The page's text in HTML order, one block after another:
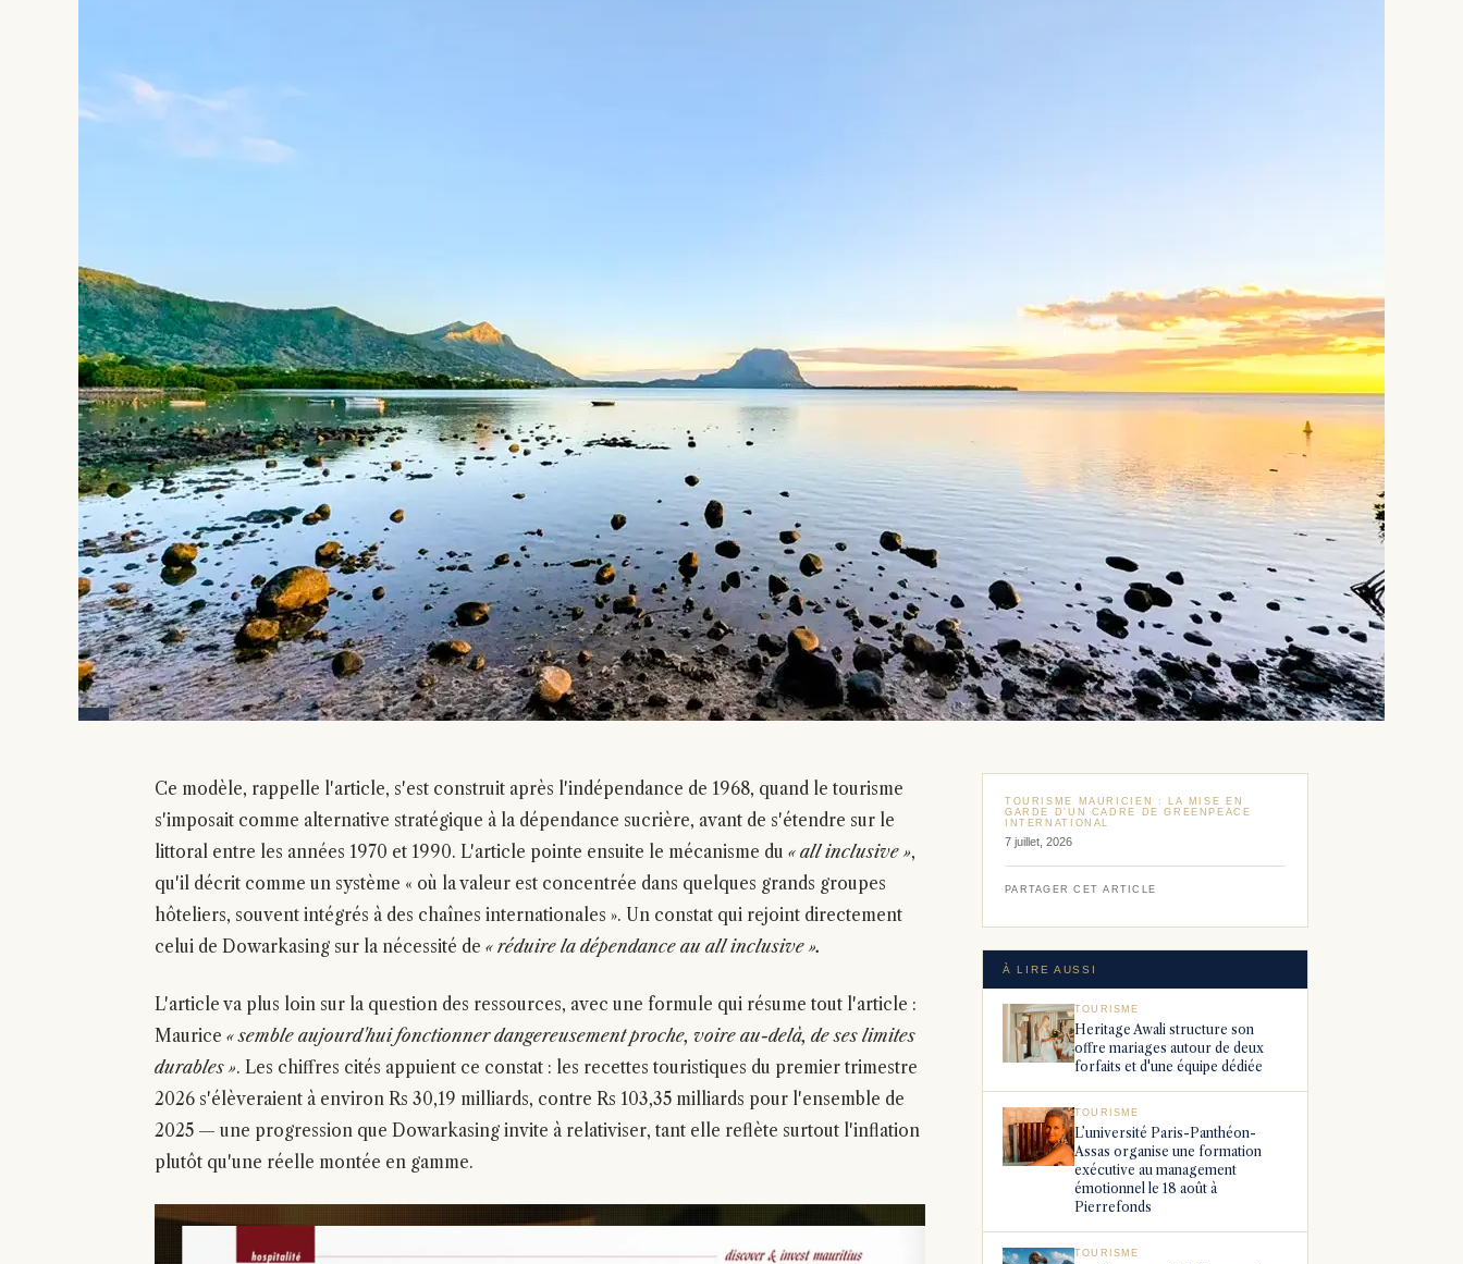
Ce modèle, rappelle l'article, s'est construit après l'indépendance de 1968, quand le tourisme
s'imposait comme alternative stratégique à la dépendance sucrière, avant de s'étendre sur le
littoral entre les années 1970 et 1990. L'article pointe ensuite le mécanisme du « all inclusive »,
qu'il décrit comme un système « où la valeur est concentrée dans quelques grands groupes
hôteliers, souvent intégrés à des chaînes internationales ». Un constat qui rejoint directement
celui de Dowarkasing sur la nécessité de « réduire la dépendance au all inclusive ».
L'article va plus loin sur la question des ressources, avec une formule qui résume tout l'article :
Maurice « semble aujourd'hui fonctionner dangereusement proche, voire au-delà, de ses limites
durables ». Les chiffres cités appuient ce constat : les recettes touristiques du premier trimestre
2026 s'élèveraient à environ Rs 30,19 milliards, contre Rs 103,35 milliards pour l'ensemble de
2025 — une progression que Dowarkasing invite à relativiser, tant elle reflète surtout l'inflation
plutôt qu'une réelle montée en gamme.
TOURISME MAURICIEN : LA MISE EN
GARDE D'UN CADRE DE GREENPEACE
INTERNATIONAL
7 juillet, 2026
PARTAGER CET ARTICLE
À LIRE AUSSI
TOURISME
Heritage Awali structure son
offre mariages autour de deux
forfaits et d'une équipe dédiée
TOURISME
L’université Paris-Panthéon-
Assas organise une formation
exécutive au management
émotionnel le 18 août à
Pierrefonds
TOURISME